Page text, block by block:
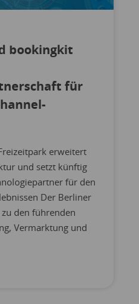
bookingkit
für
erweitert
und setzt künftig
für den
Der Berliner
den führenden
Vermarktung und